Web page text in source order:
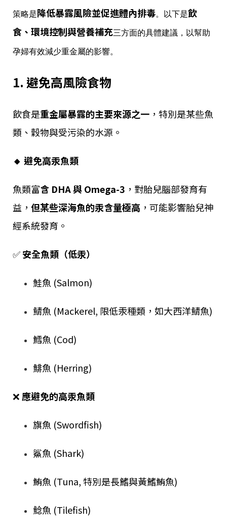
策略是降低暴露風險並促進體內排毒。以下是飲
食、環境控制與營養補充三方面的具體建議，以幫助
孕婦有效減少重金屬的影響。
1. 避免高風險食物
飲食是重金屬暴露的主要來源之一 ，特別是某些魚
類、穀物與受污染的水源。
🔸 避免高汞魚類
魚類富含 DHA 與 Omega-3 ，對胎兒腦部發育有
益， 但某些深海魚的汞含量極高 ，可能影響胎兒神
經系統發育。
✅安全魚類（低汞）
鮭魚 (Salmon)
鯖魚 (Mackerel, 限低汞種類，如大西洋鯖魚)
鱈魚 (Cod)
鯡魚 (Herring)
❌ 應避免的高汞魚類
旗魚 (Swordfish)
鯊魚 (Shark)
鮪魚 (Tuna, 特別是長鰭與黃鰭鮪魚)
鯰魚 (Tilefish)